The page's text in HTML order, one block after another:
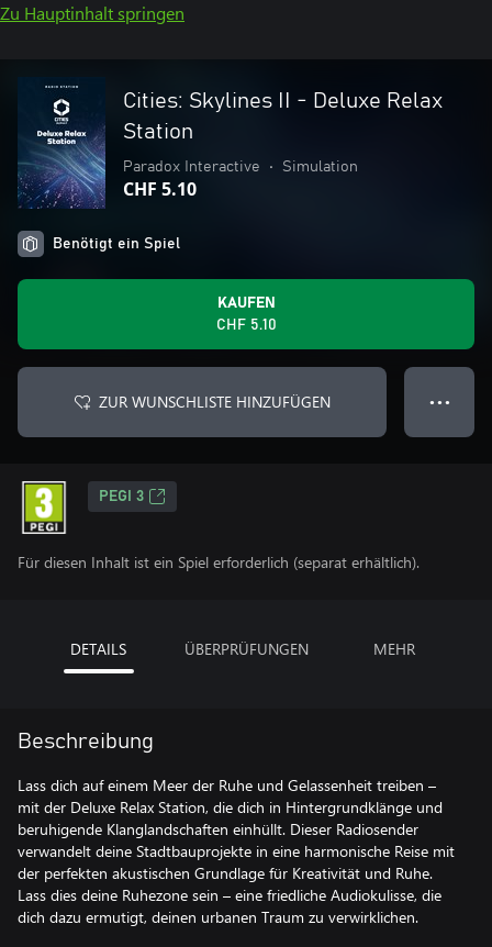
Zu Hauptinhalt springen
Cities: Skylines II - Deluxe Relax
Station
Paradox Interactive • Simulation
CHF 5.10
Benötigt ein Spiel
KAUFEN
CHF 5.10
ZUR WUNSCHLISTE HINZUFÜGEN ● ● ●
PEGI 3
Für diesen Inhalt ist ein Spiel erforderlich (separat erhältlich).
DETAILS ÜBERPRÜFUNGEN MEHR
Beschreibung
Lass dich auf einem Meer der Ruhe und Gelassenheit treiben –
mit der Deluxe Relax Station, die dich in Hintergrundklänge und
beruhigende Klanglandschaften einhüllt. Dieser Radiosender
verwandelt deine Stadtbauprojekte in eine harmonische Reise mit
der perfekten akustischen Grundlage für Kreativität und Ruhe.
Lass dies deine Ruhezone sein – eine friedliche Audiokulisse, die
dich dazu ermutigt, deinen urbanen Traum zu verwirklichen.